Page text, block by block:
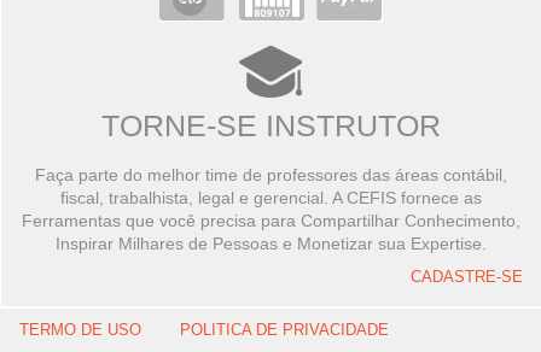
TORNE-SE INSTRUTOR
Faça parte do melhor time de professores das áreas contábil,
fiscal, trabalhista, legal e gerencial. A CEFIS fornece as
Ferramentas que você precisa para Compartilhar Conhecimento,
Inspirar Milhares de Pessoas e Monetizar sua Expertise.
CADASTRE-SE
TERMO DE USO POLITICA DE PRIVACIDADE